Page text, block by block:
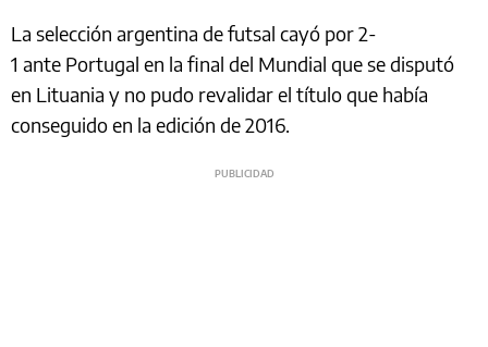
La selección argentina de futsal cayó por 2-
1 ante Portugal en la final del Mundial que se disputó
en Lituania y no pudo revalidar el título que había
conseguido en la edición de 2016.